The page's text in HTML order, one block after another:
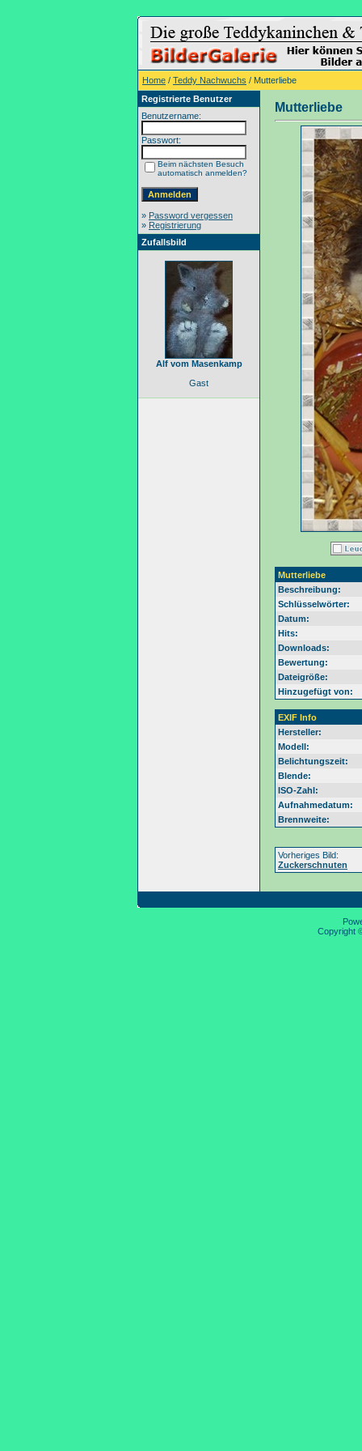
Home / Teddy Nachwuchs / Mutterliebe
Registrierte Benutzer
Benutzername:
Passwort:
Beim nächsten Besuch
automatisch anmelden?
» Password vergessen
» Registrierung
Zufallsbild
Alf vom Masenkamp
Gast
Mutterliebe
Mutterliebe
Beschreibung:
Schlüsselwörter:
Datum:
Hits:
Downloads:
Bewertung:
Dateigröße:
Hinzugefügt von:
EXIF Info
Hersteller:
Modell:
Belichtungszeit:
Blende:
ISO-Zahl:
Aufnahmedatum:
Brennweite:
Vorheriges Bild:
Zuckerschnuten
Copyright